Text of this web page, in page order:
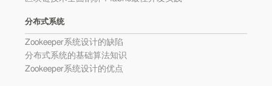
分布式系统
Zookeeper系统设计的缺陷
分布式系统的基础算法知识
Zookeeper系统设计的优点